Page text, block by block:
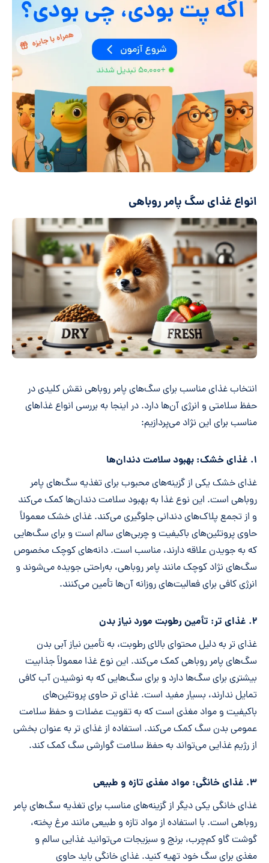
انواع غذای سگ پامر روباهی
انتخاب غذای مناسب برای سگ‌های پامر روباهی نقش کلیدی در
حفظ سلامتی و انرژی آن‌ها دارد. در اینجا به بررسی انواع غذاهای
مناسب برای این نژاد می‌پردازیم:
۱. غذای خشک: بهبود سلامت دندان‌ها
غذای خشک یکی از گزینه‌های محبوب برای تغذیه سگ‌های پامر
روباهی است. این نوع غذا به بهبود سلامت دندان‌ها کمک می‌کند
و از تجمع پلاک‌های دندانی جلوگیری می‌کند. غذای خشک معمولاً
حاوی پروتئین‌های باکیفیت و چربی‌های سالم است و برای سگ‌هایی
که به جویدن علاقه دارند، مناسب است. دانه‌های کوچک مخصوص
سگ‌های نژاد کوچک مانند پامر روباهی، به‌راحتی جویده می‌شوند و
انرژی کافی برای فعالیت‌های روزانه آن‌ها تأمین می‌کنند.
۲. غذای تر: تأمین رطوبت مورد نیاز بدن
غذای تر به دلیل محتوای بالای رطوبت، به تأمین نیاز آبی بدن
سگ‌های پامر روباهی کمک می‌کند. این نوع غذا معمولاً جذابیت
بیشتری برای سگ‌ها دارد و برای سگ‌هایی که به نوشیدن آب کافی
تمایل ندارند، بسیار مفید است. غذای تر حاوی پروتئین‌های
باکیفیت و مواد مغذی است که به تقویت عضلات و حفظ سلامت
عمومی بدن سگ کمک می‌کند. استفاده از غذای تر به عنوان بخشی
از رژیم غذایی می‌تواند به حفظ سلامت گوارشی سگ کمک کند.
۳. غذای خانگی: مواد مغذی تازه و طبیعی
غذای خانگی یکی دیگر از گزینه‌های مناسب برای تغذیه سگ‌های پامر
روباهی است. با استفاده از مواد تازه و طبیعی مانند مرغ پخته،
گوشت گاو کم‌چرب، برنج و سبزیجات می‌توانید غذایی سالم و
مغذی برای سگ خود تهیه کنید. غذای خانگی باید حاوی